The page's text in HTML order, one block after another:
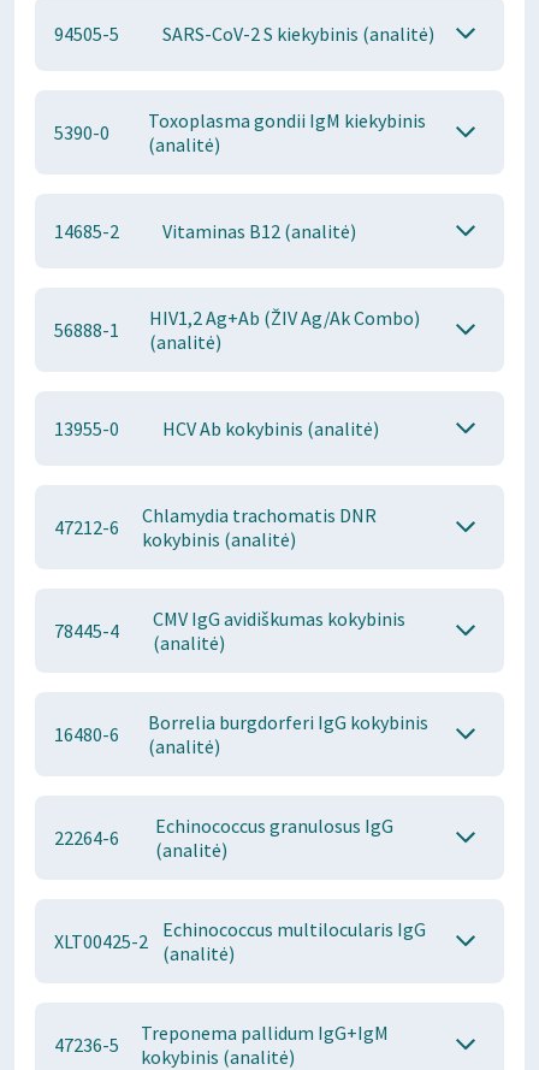
94505-5 SARS-CoV-2 S kiekybinis (analitė)
5390-0
Toxoplasma gondii IgM kiekybinis
(analitė)
14685-2 Vitaminas B12 (analitė)
56888-1
HIV1,2 Ag+Ab (ŽIV Ag/Ak Combo)
(analitė)
13955-0 HCV Ab kokybinis (analitė)
47212-6
Chlamydia trachomatis DNR
kokybinis (analitė)
78445-4
CMV IgG avidiškumas kokybinis
(analitė)
16480-6
Borrelia burgdorferi IgG kokybinis
(analitė)
22264-6
Echinococcus granulosus IgG
(analitė)
XLT00425-2
Echinococcus multilocularis IgG
(analitė)
47236-5
Treponema pallidum IgG+IgM
kokybinis (analitė)